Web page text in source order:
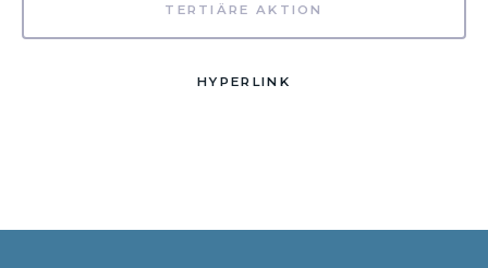
TERTIÄRE AKTION
HYPERLINK